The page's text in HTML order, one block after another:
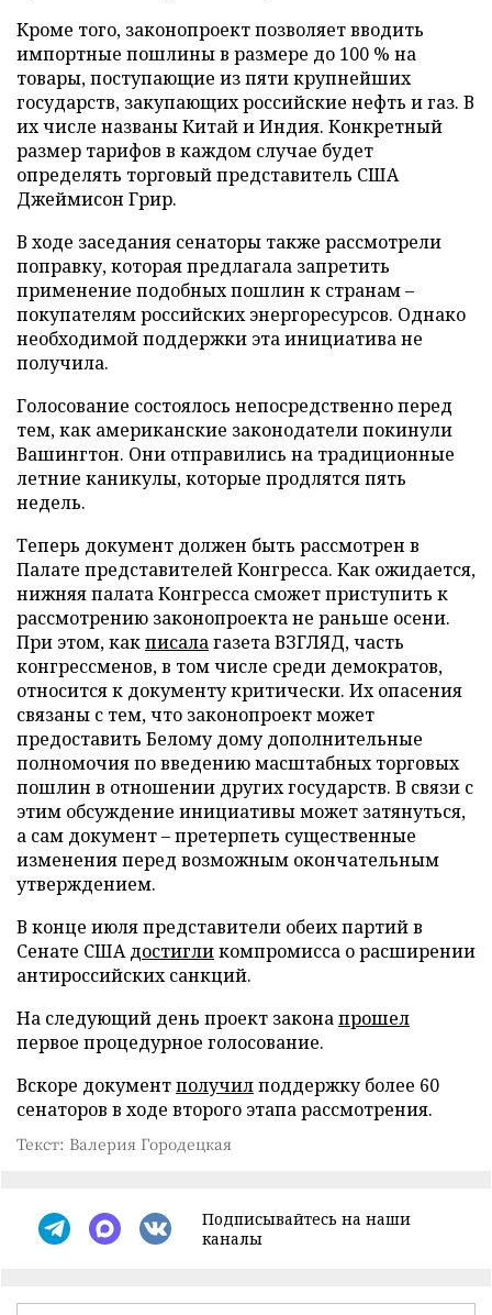
Кроме того, законопроект позволяет вводить
импортные пошлины в размере до 100 % на
товары, поступающие из пяти крупнейших
государств, закупающих российские нефть и газ. В
их числе названы Китай и Индия. Конкретный
размер тарифов в каждом случае будет
определять торговый представитель США
Джеймисон Грир.
В ходе заседания сенаторы также рассмотрели
поправку, которая предлагала запретить
применение подобных пошлин к странам –
покупателям российских энергоресурсов. Однако
необходимой поддержки эта инициатива не
получила.
Голосование состоялось непосредственно перед
тем, как американские законодатели покинули
Вашингтон. Они отправились на традиционные
летние каникулы, которые продлятся пять
недель.
Теперь документ должен быть рассмотрен в
Палате представителей Конгресса. Как ожидается,
нижняя палата Конгресса сможет приступить к
рассмотрению законопроекта не раньше осени.
При этом, какписалагазета ВЗГЛЯД, часть
конгрессменов, в том числе среди демократов,
относится к документу критически. Их опасения
связаны с тем, что законопроект может
предоставить Белому дому дополнительные
полномочия по введению масштабных торговых
пошлин в отношении других государств. В связи с
этим обсуждение инициативы может затянуться,
а сам документ – претерпеть существенные
изменения перед возможным окончательным
утверждением.
В конце июля представители обеих партий в
Сенате СШАдостигликомпромисса о расширении
антироссийских санкций.
На следующий день проект законапрошел
первое процедурное голосование.
Вскоре документполучилподдержку более 60
сенаторов в ходе второго этапа рассмотрения.
Текст: Валерия Городецкая
Подписывайтесь на наши
каналы